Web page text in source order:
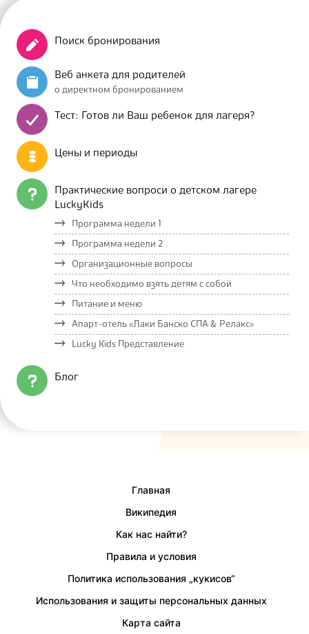
Поиск бронирования
Веб анкета для родителей
о директном бронированием
Тест: Готов ли Ваш ребенок для лагеря?
Цены и периоды
Практические вопроси о детском лагере
LuckyKids
Программа недели 1
Программа недели 2
Организационные вопросы
Что необходимо взять детям с собой
Питание и меню
Апарт-отель «Лаки Банско СПА & Релакс»
Lucky Kids Представление
Блог
Главная
Википедия
Как нас найти?
Правила и условия
Политика использования „кукисов“
Использования и защиты персональных данных
Карта сайта